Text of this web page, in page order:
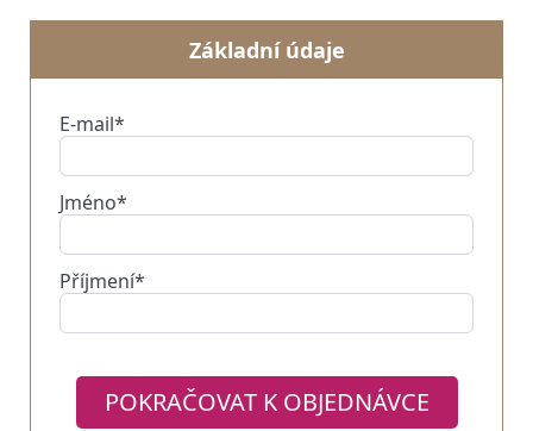
Základní údaje
E-mail*
Jméno*
Příjmení*
POKRAČOVAT K OBJEDNÁVCE